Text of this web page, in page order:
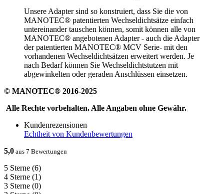
Unsere Adapter sind so konstruiert, dass Sie die von
MANOTEC® patentierten Wechseldichtsätze einfach
untereinander tauschen können, somit können alle von
MANOTEC® angebotenen Adapter - auch die Adapter
der patentierten MANOTEC® MCV Serie- mit den
vorhandenen Wechseldichtsätzen erweitert werden. Je
nach Bedarf können Sie Wechseldichtstutzen mit
abgewinkelten oder geraden Anschlüssen einsetzen.
© MANOTEC® 2016-2025
Alle Rechte vorbehalten. Alle Angaben ohne Gewähr.
Kundenrezensionen
Echtheit von Kundenbewertungen
5,0 aus 7 Bewertungen
5 Sterne (6)
4 Sterne (1)
3 Sterne (0)